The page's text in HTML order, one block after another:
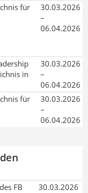
für
30.03.2026
–
06.04.2026
in
30.03.2026
–
06.04.2026
für
30.03.2026
–
06.04.2026
FB
30.03.2026